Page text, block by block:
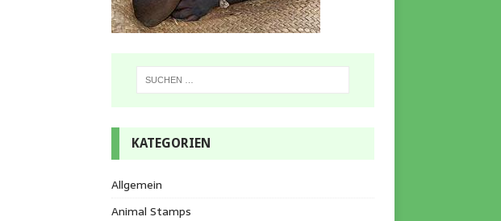
KATEGORIEN
Allgemein
Animal Stamps